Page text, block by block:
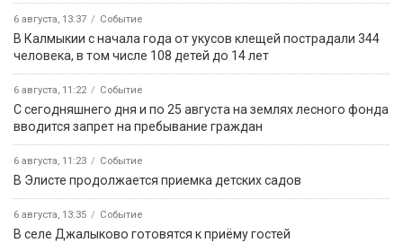
6 августа, 13:37 Событие
В Калмыкии с начала года от укусов клещей пострадали 344
человека, в том числе 108 детей до 14 лет
6 августа, 11:22 Событие
С сегодняшнего дня и по 25 августа на землях лесного фонда
вводится запрет на пребывание граждан
6 августа, 11:23 Событие
В Элисте продолжается приемка детских садов
6 августа, 13:35 Событие
В селе Джалыково готовятся к приёму гостей